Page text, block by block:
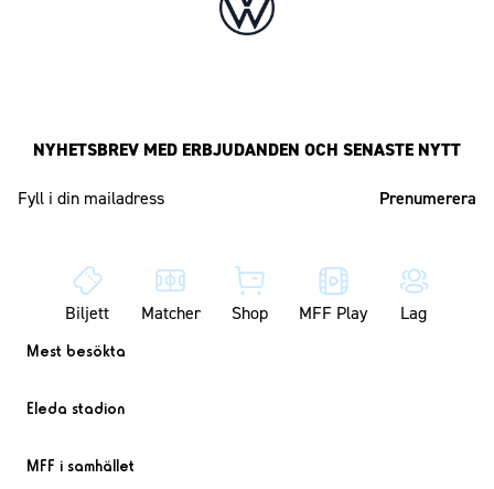
NYHETSBREV MED ERBJUDANDEN OCH SENASTE NYTT
Biljett Matcher Shop MFF Play Lag
Mest besökta
Eleda stadion
MFF i samhället